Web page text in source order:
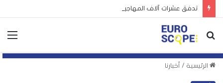
تدفق عشرات آلاف المهاجرين إلى سبتة يكشف انقسام أوروبا
بحث
الرئيسية / أخبارنا